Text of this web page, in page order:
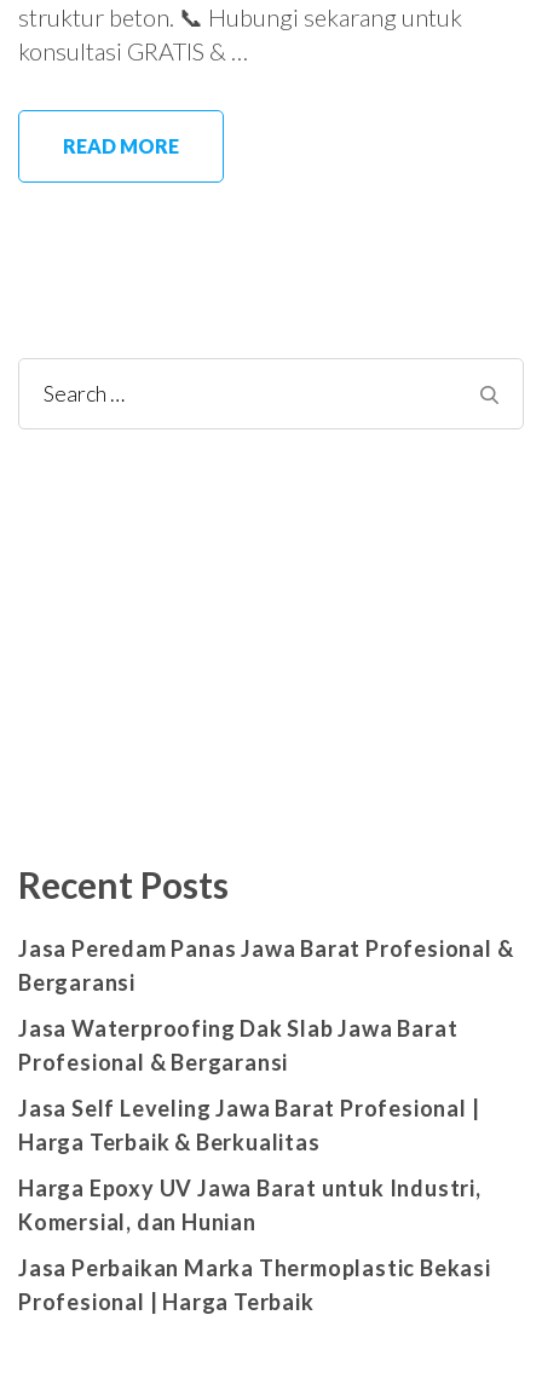
struktur beton. 📞 Hubungi sekarang untuk
konsultasi GRATIS & …
READ MORE
Search
for:
Recent Posts
Jasa Peredam Panas Jawa Barat Profesional &
Bergaransi
Jasa Waterproofing Dak Slab Jawa Barat
Profesional & Bergaransi
Jasa Self Leveling Jawa Barat Profesional |
Harga Terbaik & Berkualitas
Harga Epoxy UV Jawa Barat untuk Industri,
Komersial, dan Hunian
Jasa Perbaikan Marka Thermoplastic Bekasi
Profesional | Harga Terbaik